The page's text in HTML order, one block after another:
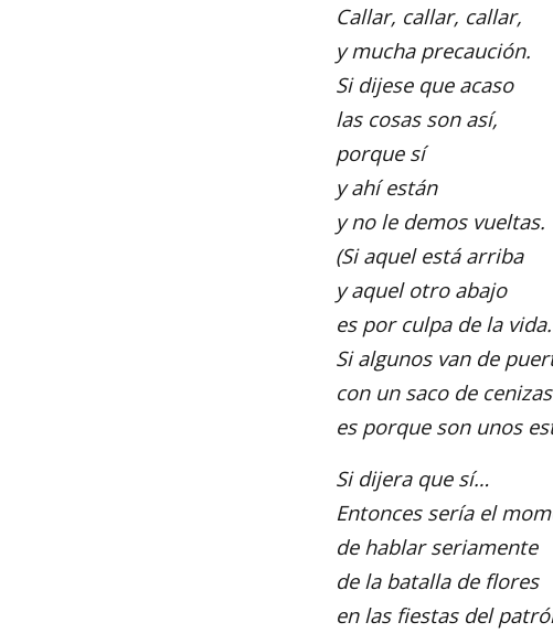
Callar, callar, callar,
y mucha precaución.
Si dijese que acaso
las cosas son así,
porque sí
y ahí están
y no le demos vueltas.
(Si aquel está arriba
y aquel otro abajo
es por culpa de la vida.
Si algunos van de
con un saco de
es porque son unos
Si dijera que sí…
Entonces sería el
de hablar seriamente
de la batalla de flores
en las fiestas del